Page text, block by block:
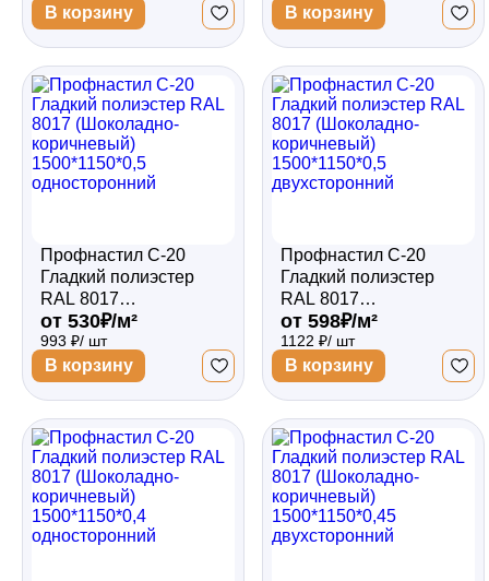
1800*1150*0,45
односторонний
В корзину
1800*1150*0,35
односторонний
В корзину
Профнастил С-20
Гладкий полиэстер
RAL 8017
(Шоколадно-
коричневый)
1500*1150*0,5
односторонний
от 530₽/м²
993 ₽/ шт
В корзину
Профнастил С-20
Гладкий полиэстер
RAL 8017
(Шоколадно-
коричневый)
1500*1150*0,5
двухсторонний
от 598₽/м²
1122 ₽/ шт
В корзину